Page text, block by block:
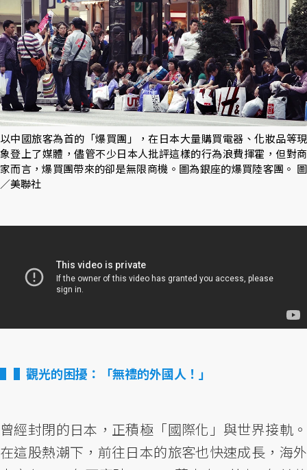
以中國旅客為首的「爆買團」，在日本大量購買電器、化妝品等現
象登上了媒體，儘管不少日本人批評這樣的行為浪費揮霍，但對商
家而言，爆買團帶來的卻是無限商機。圖為銀座的爆買陸客團。 圖
／美聯社
▌觀光的困擾：「無禮的外國人！」
曾經封閉的日本，正積極「國際化」與世界接軌。
在這股熱潮下，前往日本的旅客也快速成長，海外